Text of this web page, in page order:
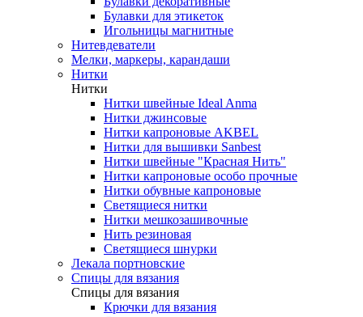
Булавки для этикеток
Игольницы магнитные
Нитевдеватели
Мелки, маркеры, карандаши
Нитки
Нитки
Нитки швейные Ideal Anma
Нитки джинсовые
Нитки капроновые AKBEL
Нитки для вышивки Sanbest
Нитки швейные "Красная Нить"
Нитки капроновые особо прочные
Нитки обувные капроновые
Светящиеся нитки
Нитки мешкозашивочные
Нить резиновая
Светящиеся шнурки
Лекала портновские
Спицы для вязания
Спицы для вязания
Крючки для вязания